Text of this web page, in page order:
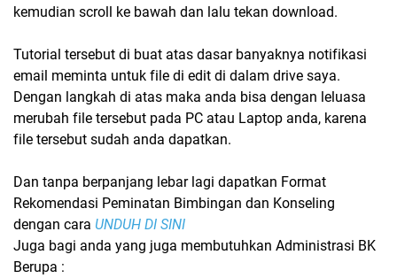
kemudian scroll ke bawah dan lalu tekan download.
Tutorial tersebut di buat atas dasar banyaknya notifikasi
email meminta untuk file di edit di dalam drive saya.
Dengan langkah di atas maka anda bisa dengan leluasa
merubah file tersebut pada PC atau Laptop anda, karena
file tersebut sudah anda dapatkan.
Dan tanpa berpanjang lebar lagi dapatkan Format
Rekomendasi Peminatan Bimbingan dan Konseling
dengan cara UNDUH DI SINI
Juga bagi anda yang juga membutuhkan Administrasi BK
Berupa :